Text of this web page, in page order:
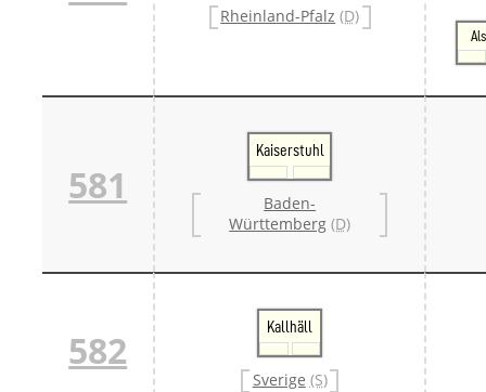
Rheinland-Pfalz (D)
581
Kaiserstuhl
Baden-
Württemberg (D)
582
Kallhäll
Sverige (S)